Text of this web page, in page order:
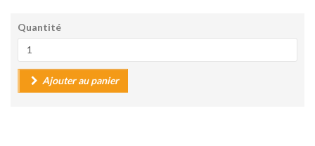
Quantité
Ajouter au panier